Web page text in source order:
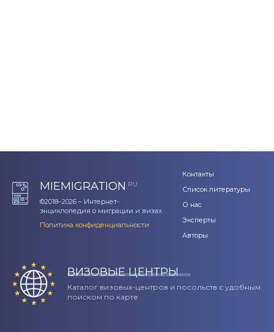
MIEMIGRATION RU
©2018–2026 – Интернет-
энциклопедия о миграции и визах
Политика конфиденциальности
Контакты
Список литературы
О нас
Эксперты
Авторы
ВИЗОВЫЕ ЦЕНТРЫ
Каталог визовых-центров и посольств с удобным
поиском по карте